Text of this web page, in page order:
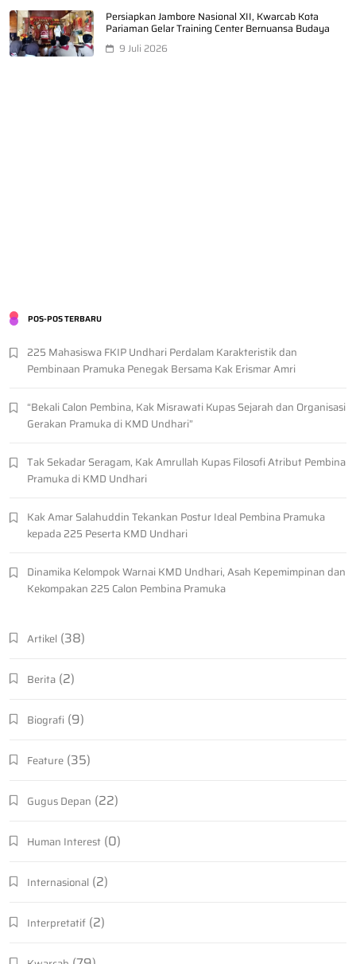
Persiapkan Jambore Nasional XII, Kwarcab Kota
Pariaman Gelar Training Center Bernuansa Budaya
9 Juli 2026
POS-POS TERBARU
225 Mahasiswa FKIP Undhari Perdalam Karakteristik dan
Pembinaan Pramuka Penegak Bersama Kak Erismar Amri
“Bekali Calon Pembina, Kak Misrawati Kupas Sejarah dan Organisasi
Gerakan Pramuka di KMD Undhari”
Tak Sekadar Seragam, Kak Amrullah Kupas Filosofi Atribut Pembina
Pramuka di KMD Undhari
Kak Amar Salahuddin Tekankan Postur Ideal Pembina Pramuka
kepada 225 Peserta KMD Undhari
Dinamika Kelompok Warnai KMD Undhari, Asah Kepemimpinan dan
Kekompakan 225 Calon Pembina Pramuka
Artikel (38)
Berita (2)
Biografi (9)
Feature (35)
Gugus Depan (22)
Human Interest (0)
Internasional (2)
Interpretatif (2)